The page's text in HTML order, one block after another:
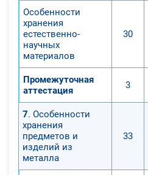
Особенности
хранения
естественно-
научных
материалов
30
Промежуточная
аттестация
3
7. Особенности
хранения
предметов и
изделий из
металла
33